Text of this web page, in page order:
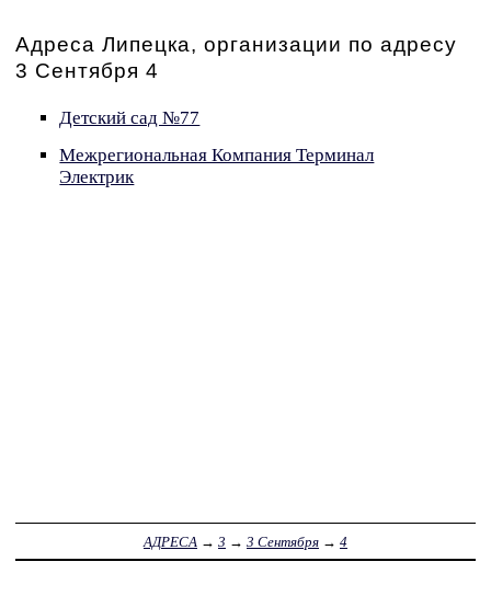
Адреса Липецка, организации по адресу
3 Сентября 4
Детский сад №77
Межрегиональная Компания Терминал
Электрик
АДРЕСА → 3 → 3 Сентября → 4